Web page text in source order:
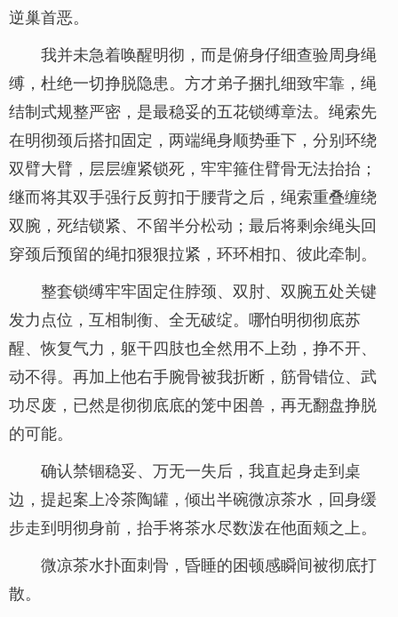
逆巢首恶。
我并未急着唤醒明彻，而是俯身仔细查验周身绳
缚，杜绝一切挣脱隐患。方才弟子捆扎细致牢靠，绳
结制式规整严密，是最稳妥的五花锁缚章法。绳索先
在明彻颈后搭扣固定，两端绳身顺势垂下，分别环绕
双臂大臂，层层缠紧锁死，牢牢箍住臂骨无法抬抬；
继而将其双手强行反剪扣于腰背之后，绳索重叠缠绕
双腕，死结锁紧、不留半分松动；最后将剩余绳头回
穿颈后预留的绳扣狠狠拉紧，环环相扣、彼此牵制。
整套锁缚牢牢固定住脖颈、双肘、双腕五处关键
发力点位，互相制衡、全无破绽。哪怕明彻彻底苏
醒、恢复气力，躯干四肢也全然用不上劲，挣不开、
动不得。再加上他右手腕骨被我折断，筋骨错位、武
功尽废，已然是彻彻底底的笼中困兽，再无翻盘挣脱
的可能。
确认禁锢稳妥、万无一失后，我直起身走到桌
边，提起案上冷茶陶罐，倾出半碗微凉茶水，回身缓
步走到明彻身前，抬手将茶水尽数泼在他面颊之上。
微凉茶水扑面刺骨，昏睡的困顿感瞬间被彻底打
散。